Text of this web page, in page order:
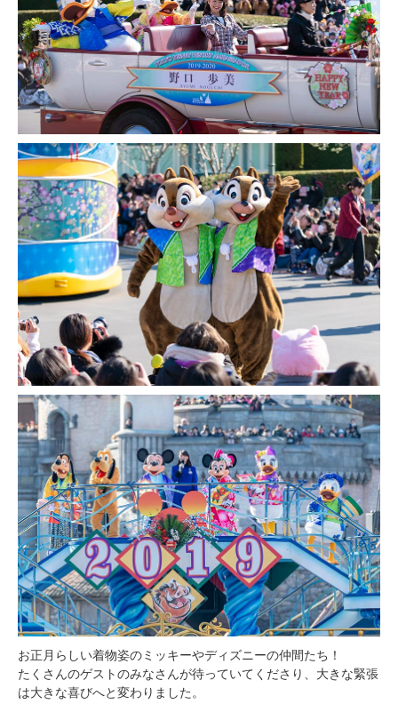
お正月らしい着物姿のミッキーやディズニーの仲間たち！
たくさんのゲストのみなさんが待っていてくださり、大きな緊張
は大きな喜びへと変わりました。